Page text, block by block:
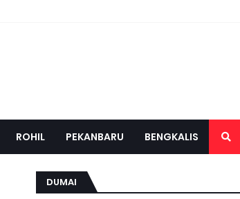
ROHIL PEKANBARU BENGKALIS
DUMAI